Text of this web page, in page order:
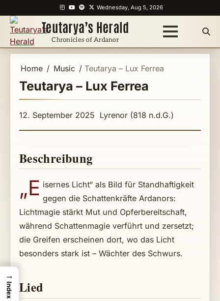
to
content
Instagram
YouTube
Spotify
XWednesday, Aug 5, 2026
Teutarya’s Herald
Chronicles of Ardanor
Home Music Teutarya – Lux Ferrea
Teutarya – Lux Ferrea
12. September 2025 Lyrenor (818 n.d.G.)
Beschreibung
„E isernes Licht“ als Bild für Standhaftigkeit
gegen die Schattenkräfte Ardanors:
Lichtmagie stärkt Mut und Opferbereitschaft,
während Schattenmagie verführt und zersetzt;
die Greifen erscheinen dort, wo das Licht
besonders stark ist – Wächter des Schwurs.
Lied
→
Index